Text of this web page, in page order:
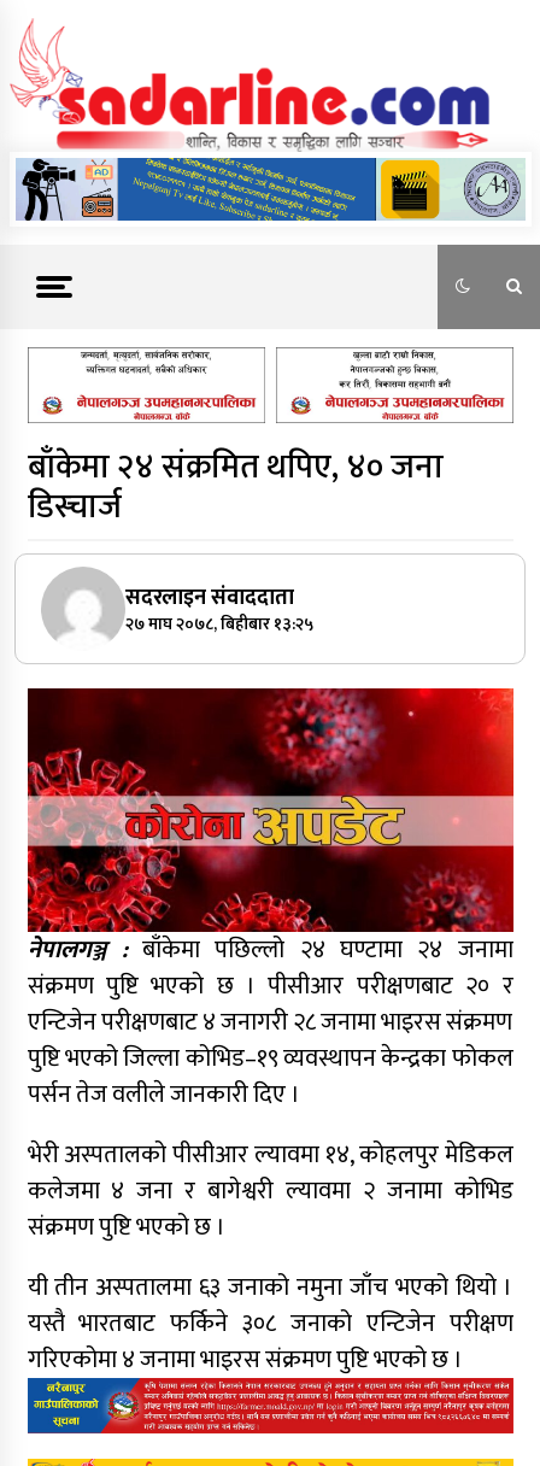
content
News For Nepal
बाँकेमा २४ संक्रमित थपिए, ४० जना
डिस्चार्ज
सदरलाइन संवाददाता
२७ माघ २०७८, बिहीबार १३:२५
नेपालगञ्ज : बाँकेमा पछिल्लो २४ घण्टामा २४ जनामा
संक्रमण पुष्टि भएको छ । पीसीआर परीक्षणबाट २० र
एन्टिजेन परीक्षणबाट ४ जनागरी २८ जनामा भाइरस संक्रमण
पुष्टि भएको जिल्ला कोभिड–१९ व्यवस्थापन केन्द्रका फोकल
पर्सन तेज वलीले जानकारी दिए ।
भेरी अस्पतालको पीसीआर ल्यावमा १४, कोहलपुर मेडिकल
कलेजमा ४ जना र बागेश्वरी ल्यावमा २ जनामा कोभिड
संक्रमण पुष्टि भएको छ ।
यी तीन अस्पतालमा ६३ जनाको नमुना जाँच भएको थियो ।
यस्तै भारतबाट फर्किने ३०८ जनाको एन्टिजेन परीक्षण
गरिएकोमा ४ जनामा भाइरस संक्रमण पुष्टि भएको छ ।